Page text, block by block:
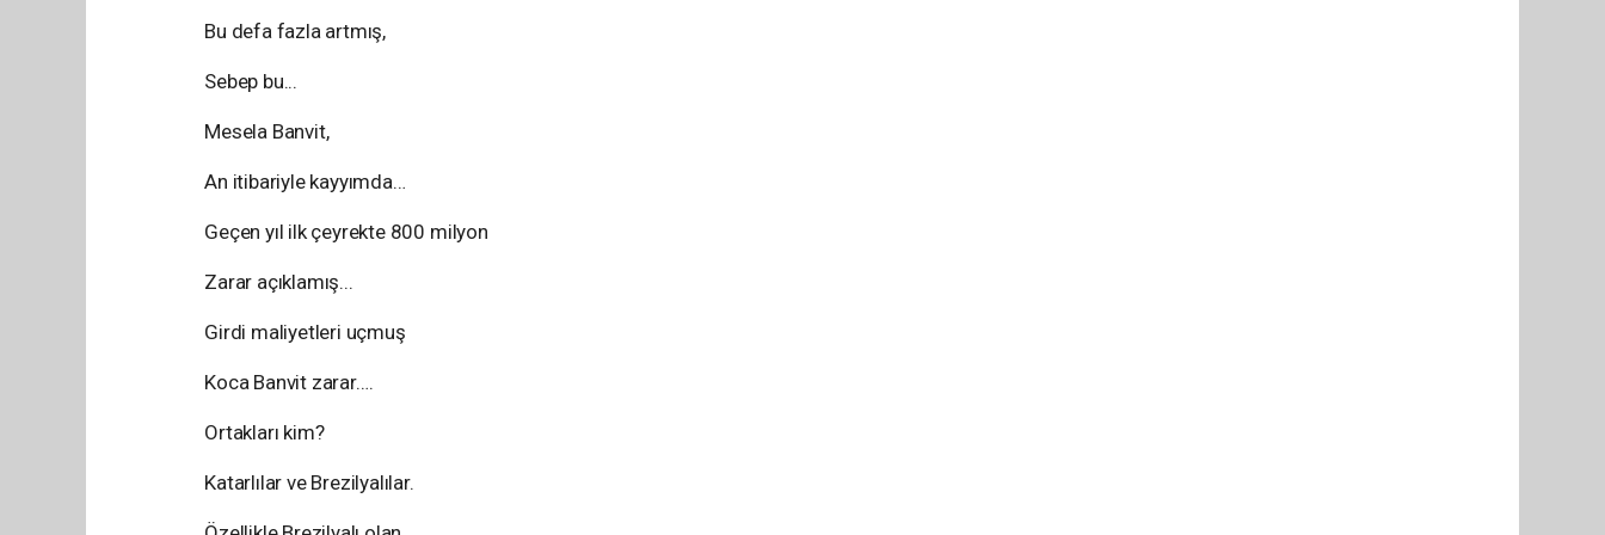
Bu defa fazla artmış,
Sebep bu...
Mesela Banvit,
An itibariyle kayyımda…
Geçen yıl ilk çeyrekte 800 milyon
Zarar açıklamış...
Girdi maliyetleri uçmuş
Koca Banvit zarar….
Ortakları kim?
Katarlılar ve Brezilyalılar.